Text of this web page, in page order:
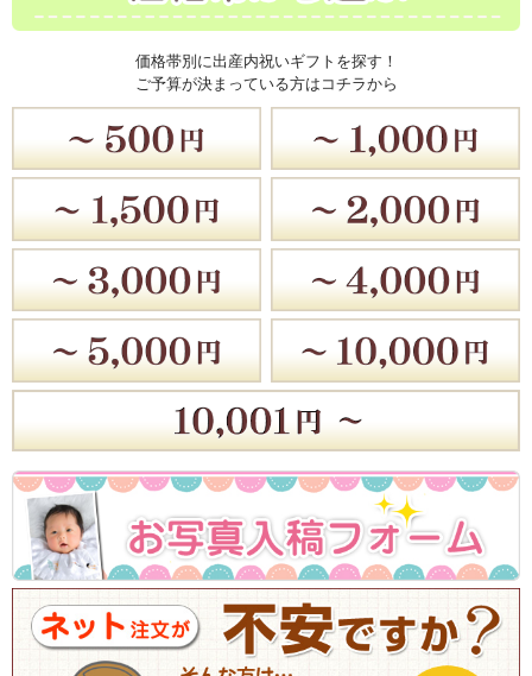
価格帯別に出産内祝いギフトを探す！
ご予算が決まっている方はコチラから